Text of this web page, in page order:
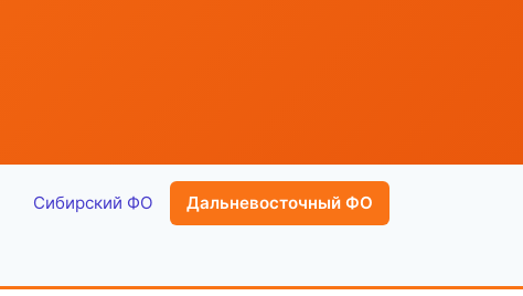
Сибирский ФО Дальневосточный ФО